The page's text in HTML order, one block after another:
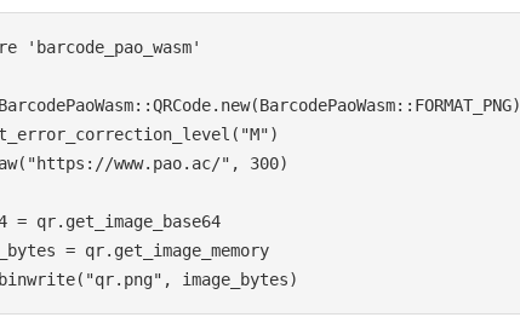
'barcode_pao_wasm'
www.pao.ac/", 300)
= qr.get_image_base64
= qr.get_image_memory